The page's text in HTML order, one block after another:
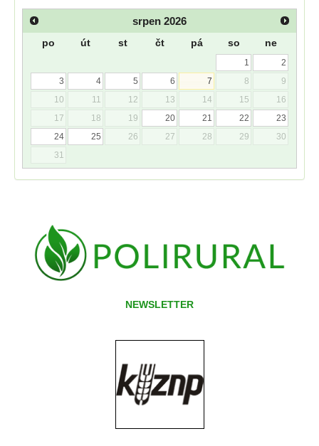
srpen 2026
po út st čt pá so ne
1
2
3
4 5 6 7 8
9
10
11 12 13 14 15
16
17
18 19 20 21 22
23
24
25 26 27 28 29
30
31
NEWSLETTER